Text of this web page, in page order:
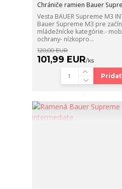
Chrániče ramien Bauer
Vesta BAUER Supreme M3
Bauer Supreme M3 pre
mládežnícke kategórie.-
ochrany- nízkopro...
120,00 EUR
101,99 EUR/ks